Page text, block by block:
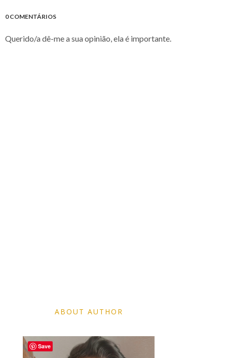
0 COMENTÁRIOS
Querido/a dê-me a sua opinião, ela é importante.
ABOUT AUTHOR
Save